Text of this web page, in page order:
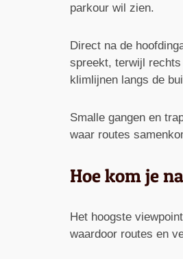
parkour wil zien.
Direct na de
spreekt, terwijl rechts
klimlijnen langs de
Smalle gangen en
waar routes
Hoe kom je
Het hoogste
waardoor routes en